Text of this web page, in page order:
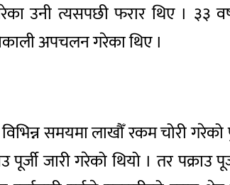
उनी त्यसपछी फरार थिए । ३३
अपचलन गरेका थिए ।
विभिन्न समयमा लाखौँ रकम चोरी गरेको
जारी गरेको थियो । तर पक्राउ